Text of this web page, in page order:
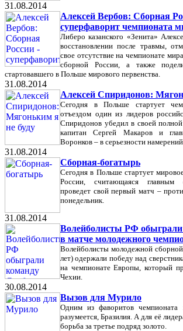
31.08.2014
Алексей Вербов: Сборная
суперфаворит чемпионата
Либеро казанского «Зенита»
восстановлении после травмы,
свое отсутствие на чемпионате
сборной России, а также
стартовавшего в Польше мирового первенства.
31.08.2014
Алексей Спиридонов:
Сегодня в Польше стартует
отъездом один из лидеров
Спиридонов убедил в своей
капитан Сергей Макаров и
Воронков – в серьезности
31.08.2014
Сборная-богатырь
Сегодня в Польше стартует
России, считающаяся главным
проведет свой первый матч –
понедельник.
31.08.2014
Волейболисты РФ
в матче молодежного
Волейболисты молодежной
лет) одержали победу над
на чемпионате Европы, который
Чехии.
30.08.2014
Вызов для Мурило
Одним из фаворитов
разумеется, Бразилия. А для её
борьба за третье подряд золото.